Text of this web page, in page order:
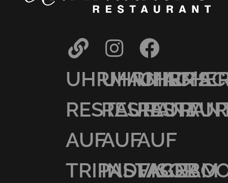
UHRMACHER’S
RESTAURANT
AUF
TRIPADVISOR
AUF
INSTAGRAM
AUF